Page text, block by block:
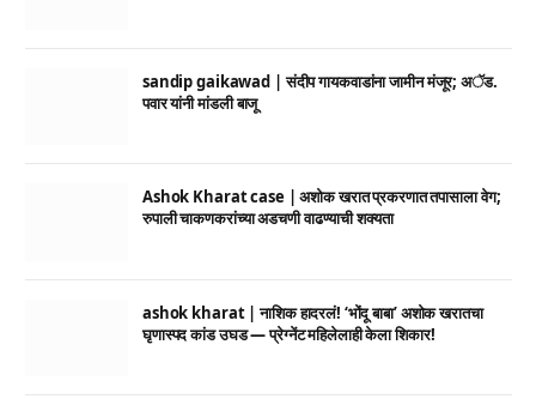
sandip gaikawad | संदीप गायकवाडांना जामीन मंजूर; अॅड.
पवार यांनी मांडली बाजू
Ashok Kharat case | अशोक खरात प्रकरणात तपासाला वेग;
रुपाली चाकणकरांच्या अडचणी वाढण्याची शक्यता
ashok kharat | नाशिक हादरलं! ‘भोंदू बाबा’ अशोक खरातचा
घृणास्पद कांड उघड — प्रेग्नेंट महिलेलाही केला शिकार!